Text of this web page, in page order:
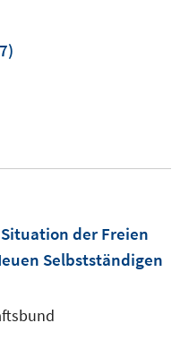
der Freien
Selbstständigen